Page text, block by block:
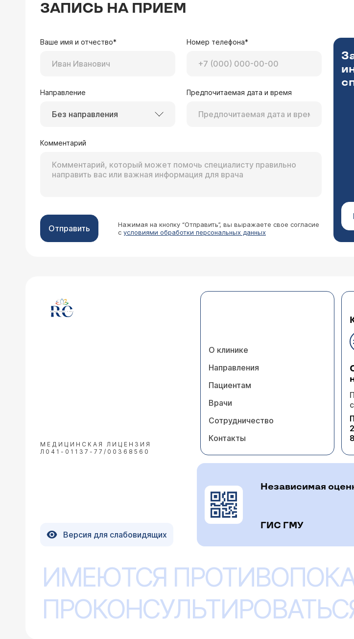
ЗАПИСЬ НА ПРИЕМ
Ваше имя и отчество* Номер телефона*
Направление
Без направления
Предпочитаемая дата и время
Комментарий
Отправить
Нажимая на кнопку “Отправить”, вы выражаете свое согласие
с условиями обработки персональных данных
МЕДИЦИНСКАЯ ЛИЦЕНЗИЯ
Л041-01137-77/00368560
О клинике
Направления
Пациентам
Врачи
Сотрудничество
Контакты
Версия для слабовидящих
Независимая
ГИС ГМУ
ИМЕЮТСЯ